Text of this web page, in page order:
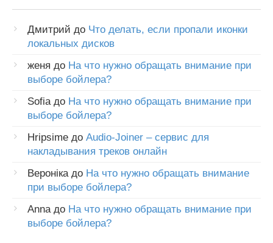
Дмитрий до Что делать, если пропали иконки
локальных дисков
женя до На что нужно обращать внимание при
выборе бойлера?
Sofiaдо На что нужно обращать внимание при
выборе бойлера?
Hripsime до Audio-Joiner – сервис для
накладывания треков онлайн
Веронікадо На что нужно обращать внимание
при выборе бойлера?
Annaдо На что нужно обращать внимание при
выборе бойлера?